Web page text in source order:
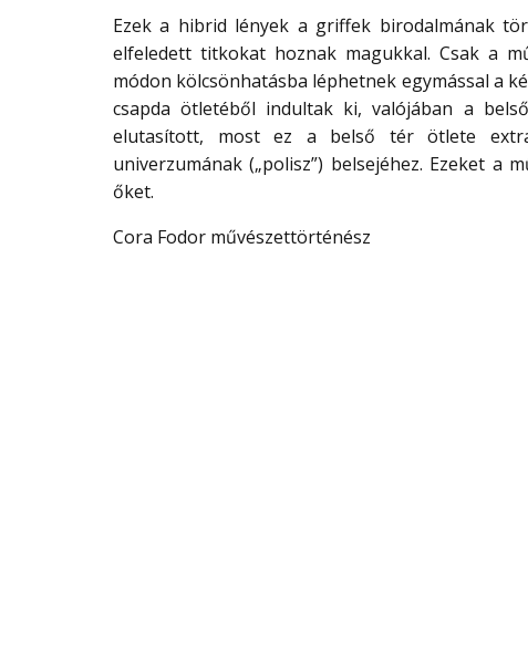
Ezek a hibrid lények a griffek birodalmának
elfeledett titkokat hoznak magukkal. Csak a
módon kölcsönhatásba léphetnek egymással a
csapda ötletéből indultak ki, valójában a
elutasított, most ez a belső tér ötlete
univerzumának („polisz”) belsejéhez. Ezeket a
őket.
Cora Fodor művészettörténész